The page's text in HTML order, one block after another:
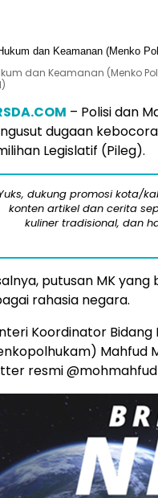
dan Keamanan (Menko
– Polisi dan
dugaan
Legislatif (Pileg).
dukung promosi kota/
konten artikel dan cerita
kuliner tradisional, dan
putusan MK
rahasia negara.
Koordinator Bidang
Mahfud
resmi